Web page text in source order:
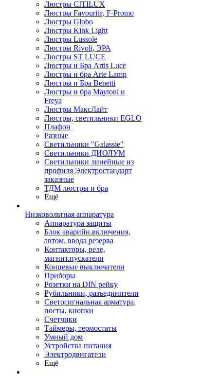
Люстры CITILUX
Люстры Favourite, F-Promo
Люстры Globo
Люстры Kink Light
Люстры Lussole
Люстры Rivoli, ЭРА
Люстры ST LUCE
Люстры и Бра Artis Luce
Люстры и бра Arte Lamp
Люстры и Бра Benetti
Люстры и бра Maytoni и
Freya
Люстры МаксЛайт
Люстры, светильники EGLO
Плафон
Разные
Светильники "Galassie"
Светильники ДИОЛУМ
Светильники линейные из
профиля Электростандарт
заказные
ТДМ люстры и бра
Ещё
Низковольтная аппаратура
Аппаратура защиты
Блок аварийн.включения,
автом. ввода резерва
Контакторы, реле,
магнит.пускатели
Концевые выключатели
Приборы
Розетки на DIN рейку
Рубильники, разъединители
Светосигнальная арматура,
посты, кнопки
Счетчики
Таймеры, термостаты
Умный дом
Устройства питания
Электродвигатели
Ещё